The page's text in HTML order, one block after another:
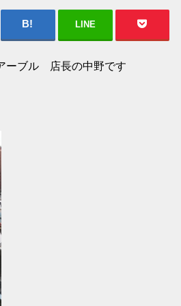
LINE
ーブル 店長の中野です